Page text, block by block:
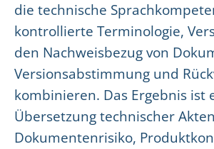
die technische
kontrollierte Terminologie,
den Nachweisbezug von
Versionsabstimmung und
kombinieren. Das Ergebnis ist
Übersetzung technischer
Dokumentenrisiko,